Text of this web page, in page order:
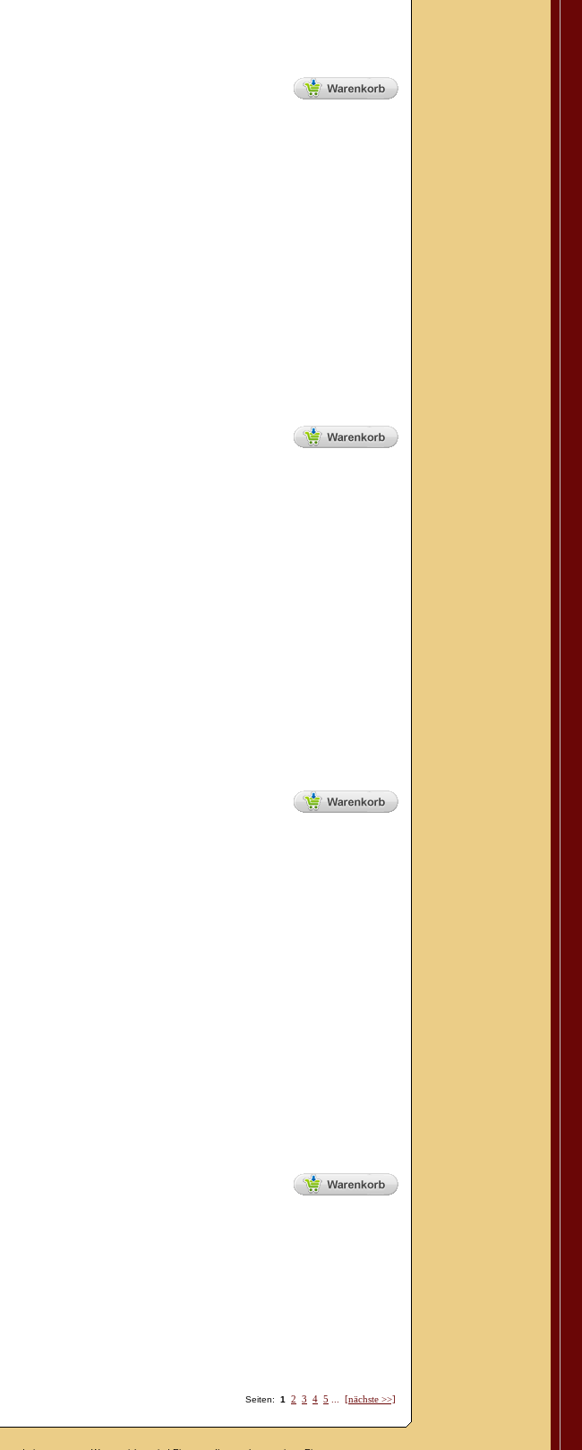
Seiten: 1 2 3 4 5 [nächste >>]